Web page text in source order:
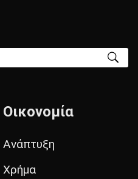
Οικονομία
Ανάπτυξη
Χρήμα